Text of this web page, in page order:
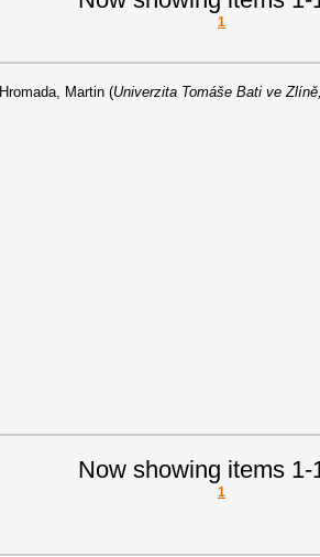
1
Hromada, Martin (Univerzita Tomáše Bati ve
Now showing items 1-
1